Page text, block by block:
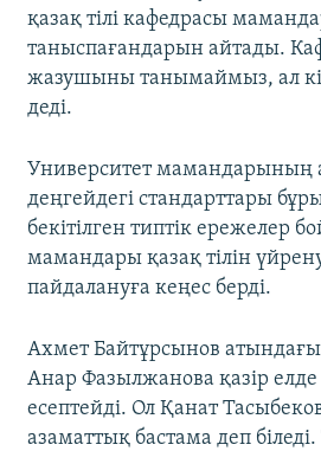
қазақ тілі кафедрасы
таныспағандарын айтады.
жазушыны танымаймыз, ал
деді.
Университет мамандарының
деңгейдегі стандарттары
бекітілген типтік ережелер
мамандары қазақ тілін
пайдалануға кеңес берді.
Ахмет Байтұрсынов
Анар Фазылжанова қазір
есептейді. Ол Қанат
азаматтық бастама деп